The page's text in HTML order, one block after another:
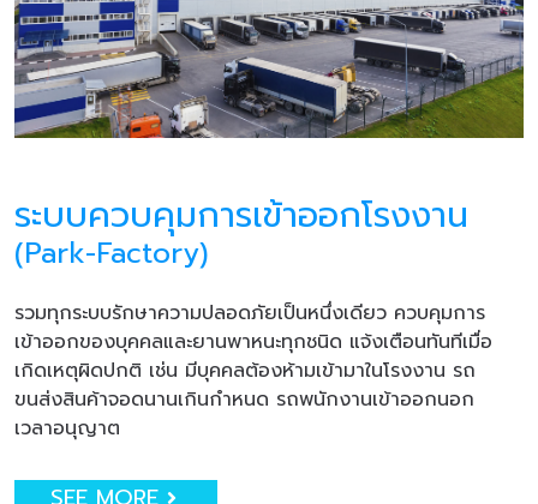
ระบบควบคุมการเข้าออกโรงงาน
(Park-Factory)
รวมทุกระบบรักษาความปลอดภัยเป็นหนึ่งเดียว ควบคุมการ
เข้าออกของบุคคลและยานพาหนะทุกชนิด แจ้งเตือนทันทีเมื่อ
เกิดเหตุผิดปกติ เช่น มีบุคคลต้องห้ามเข้ามาในโรงงาน รถ
ขนส่งสินค้าจอดนานเกินกำหนด รถพนักงานเข้าออกนอก
เวลาอนุญาต